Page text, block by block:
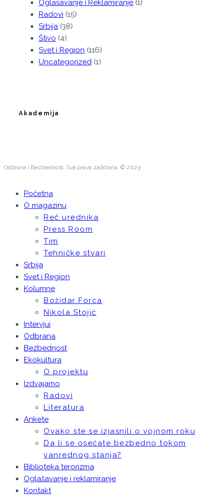
Oglasavanje i Reklamiranje (1)
Radovi (15)
Srbija (38)
Štivo (4)
Svet i Region (116)
Uncategorized (1)
Akademija
Odbrana i Bezbednost. Sva prava zadržana. © 2023
Početna
O magazinu
Reč urednika
Press Room
Tim
Tehničke stvari
Srbija
Svet i Region
Kolumne
Božidar Forca
Nikola Stojić
Intervjui
Odbrana
Bezbednost
Ekokultura
O projektu
Izdvajamo
Radovi
Literatura
Ankete
Ovako ste se izjasnili o vojnom roku
Da li se osećate bezbedno tokom
vanrednog stanja?
Biblioteka terorizma
Oglašavanje i reklamiranje
Kontakt